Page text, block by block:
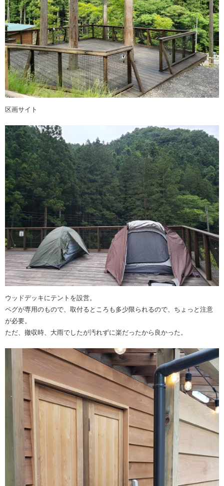
区画サイト
ウッドデッキにテントを設営。
ペグが専用のもので、取付るところも多少限られるので、ちょっと注意
が必要。
ただ、撤収時、大雨でしたが汚れずに楽だったから良かった。